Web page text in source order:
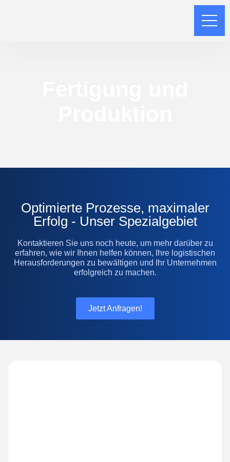
Optimierte Prozesse, maximaler
Erfolg - Unser Spezialgebiet
Kontaktieren Sie uns noch heute, um mehr darüber zu
erfahren, wie wir Ihnen helfen können, Ihre logistischen
Herausforderungen zu bewältigen und Ihr Unternehmen
erfolgreich zu machen.
Jetzt Anfragen!